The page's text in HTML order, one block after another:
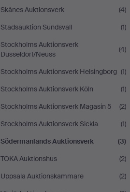
Skånes Auktionsverk
(4)
Stadsauktion Sundsvall
(1)
Stockholms Auktionsverk
Düsseldorf/Neuss
(4)
Stockholms Auktionsverk Helsingborg (1)
Stockholms Auktionsverk Köln
(1)
Stockholms Auktionsverk Magasin 5
(2)
Stockholms Auktionsverk Sickla
(1)
Södermanlands Auktionsverk
(3)
TOKA Auktionshus
(2)
Uppsala Auktionskammare
(2)